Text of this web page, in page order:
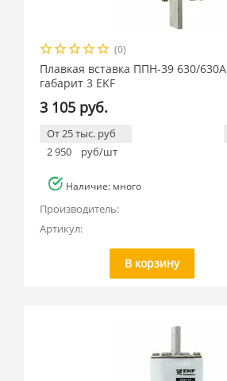
(0)
Плавкая вставка ППН-39 630/630А
габарит 3 EKF
3 105 руб.
От 25 тыс. руб
2 950
руб/шт
Наличие: много
Производитель:
Артикул:
В корзину